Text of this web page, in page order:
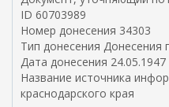
ID 60703989
Номер донесения 34303
Тип донесения Донесения
Дата донесения 24.05.1947
Название источника
краснодарского края